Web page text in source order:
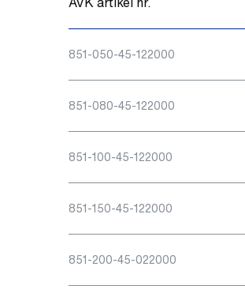
851-050-45-122000
851-080-45-122000
851-100-45-122000
851-150-45-122000
851-200-45-022000